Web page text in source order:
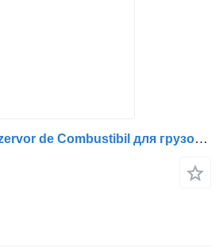
Топливный бак Rezervor de Combustibil для грузовика DAF 1704969 / 1711339